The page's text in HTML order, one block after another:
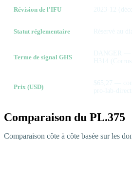
Révision de l'IFU
Statut réglementaire
Terme de signal GHS
Prix (USD)
Comparaison du PL.375
Comparaison côte à côte basée sur les